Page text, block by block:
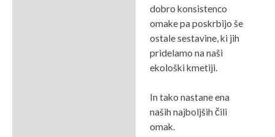
dobro konsistenco
omake pa poskrbijo še
ostale sestavine, ki jih
pridelamo na naši
ekološki kmetiji.
In tako nastane ena
naših najboljših čili
omak.